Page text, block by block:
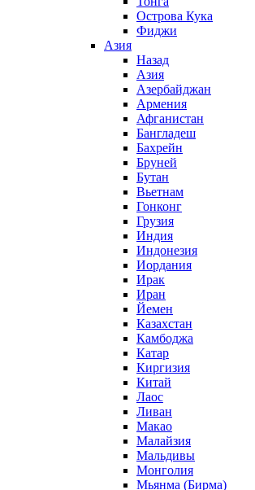
Острова Кука
Фиджи
Азия
Назад
Азия
Азербайджан
Армения
Афганистан
Бангладеш
Бахрейн
Бруней
Бутан
Вьетнам
Гонконг
Грузия
Индия
Индонезия
Иордания
Ирак
Иран
Йемен
Казахстан
Камбоджа
Катар
Киргизия
Китай
Лаос
Ливан
Макао
Малайзия
Мальдивы
Монголия
Мьянма (Бирма)